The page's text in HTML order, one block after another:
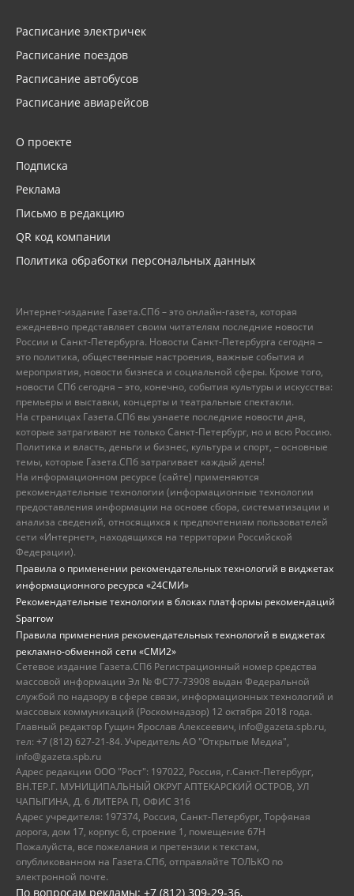
Расписание электричек
Расписание поездов
Расписание автобусов
Расписание авиарейсов
О проекте
Подписка
Реклама
Письмо в редакцию
QR код компании
Политика обработки персональных данных
Интернет-издание Газета.СПб – это онлайн-газета, которая
ежедневно представляет своим читателям последние новости
России и Санкт-Петербурга. Новости Санкт-Петербурга сегодня –
это политика, общественные настроения, важные события и
мероприятия, новости бизнеса и социальной сферы. Кроме того,
новости СПб сегодня – это, конечно, события культуры и искусства:
премьеры и выставки, концерты и театральные спектакли.
На страницах Газета.СПб вы узнаете последние новости дня,
которые затрагивают не только Санкт-Петербург, но и всю Россию.
Политика и власть, деньги и бизнес, культура и спорт, – основные
темы, которые Газета.СПб затрагивает каждый день!
На информационном ресурсе (сайте) применяются
рекомендательные технологии (информационные технологии
предоставления информации на основе сбора, систематизации и
анализа сведений, относящихся к предпочтениям пользователей
сети «Интернет», находящихся на территории Российской
Федерации).
Правила о применении рекомендательных технологий в виджетах
информационного ресурса «24СМИ»
Рекомендательные технологии в блоках платформы рекомендаций
Sparrow
Правила применения рекомендательных технологий в виджетах
рекламно-обменной сети «СМИ2»
Сетевое издание Газета.СПб Регистрационный номер средства
массовой информации Эл № ФС77-73908 выдан Федеральной
службой по надзору в сфере связи, информационных технологий и
массовых коммуникаций (Роскомнадзор) 12 октября 2018 года.
Главный редактор Гущин Ярослав Алексеевич, info@gazeta.spb.ru,
тел: +7 (812) 627-21-84. Учредитель АО "Открытые Медиа",
info@gazeta.spb.ru
Адрес редакции ООО "Рост": 197022, Россия, г.Санкт-Петербург,
ВН.ТЕР.Г. МУНИЦИПАЛЬНЫЙ ОКРУГ АПТЕКАРСКИЙ ОСТРОВ, УЛ
ЧАПЫГИНА, Д. 6 ЛИТЕРА П, ОФИС 316
Адрес учредителя: 197374, Россия, Санкт-Петербург, Торфяная
дорога, дом 17, корпус 6, строение 1, помещение 67Н
Пожалуйста, все пожелания и претензии к текстам,
опубликованном на Газета.СПб, отправляйте ТОЛЬКО по
электронной почте.
По вопросам рекламы: +7 (812) 309-29-36,